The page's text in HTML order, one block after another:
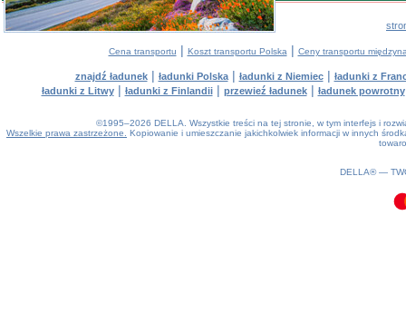
Cena transportu | Koszt transportu Polska | Ceny transportu
znajdź ładunek| ładunki Polska| ładunki z Niemiec| ładunki z
ładunki z Litwy| ładunki z Finlandii| przewieź ładunek| ładunek powrotny
©1995–2026 DELLA. Wszystkie treści na tej stronie, w tym interfejs i
Wszelkie prawa zastrzeżone.
Kopiowanie i umieszczanie jakichkolwiek informacji w innych
DELLA® —